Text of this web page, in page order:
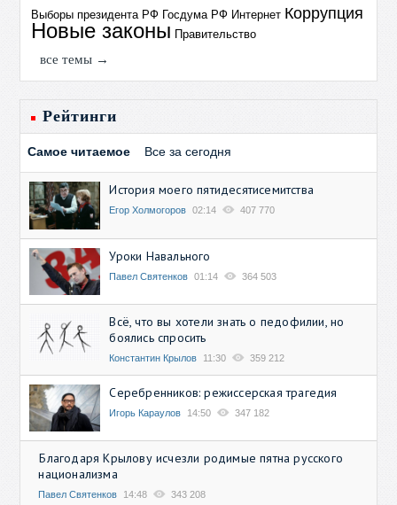
Выборы президента РФ Госдума РФ Интернет Коррупция
Новые законы Правительство
все темы →
Рейтинги
Самое читаемое Все за сегодня
История моего пятидесятисемитства
Егор Холмогоров 02:14 407 770
Уроки Навального
Павел Святенков 01:14 364 503
Всё, что вы хотели знать о педофилии, но
боялись спросить
Константин Крылов 11:30 359 212
Серебренников: режиссерская трагедия
Игорь Караулов 14:50 347 182
Благодаря Крылову исчезли родимые пятна русского
национализма
Павел Святенков 14:48 343 208